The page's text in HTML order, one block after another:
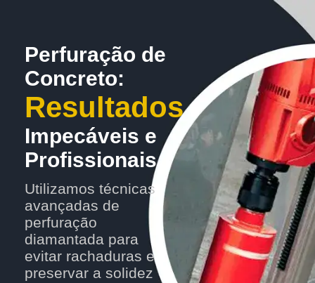
Perfuração de
Concreto:
Resultados
Impecáveis e
Profissionais
Utilizamos técnicas
avançadas de
perfuração
diamantada para
evitar rachaduras e
preservar a solidez